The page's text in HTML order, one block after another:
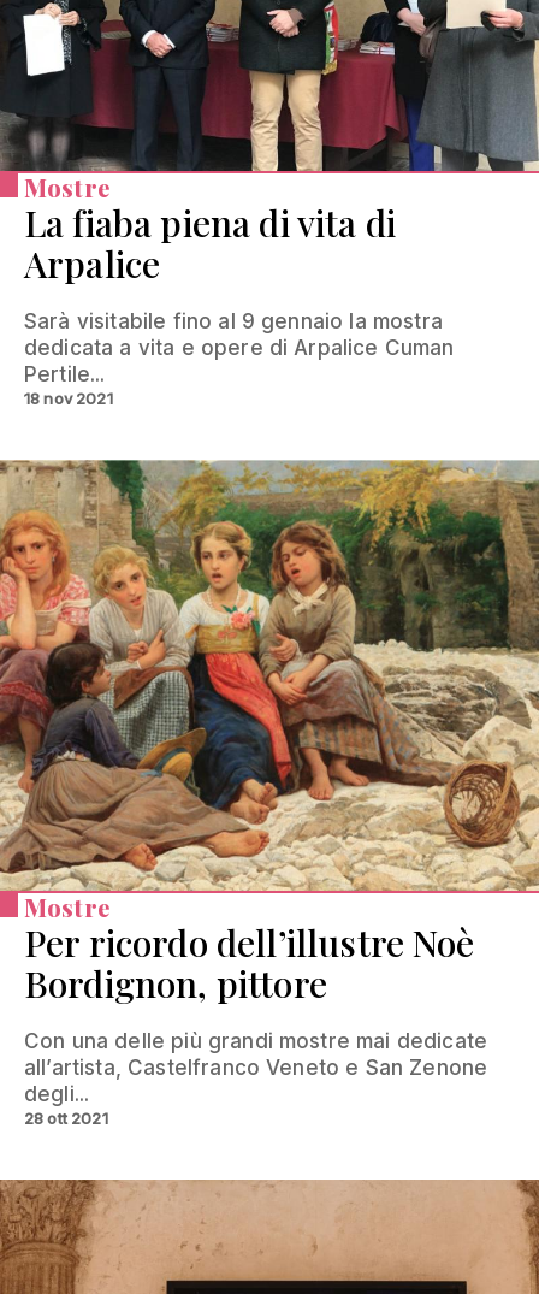
Mostre
La fiaba piena di vita di
Arpalice
Sarà visitabile fino al 9 gennaio la mostra
dedicata a vita e opere di Arpalice Cuman
Pertile...
18 nov 2021
Mostre
Per ricordo dell’illustre Noè
Bordignon, pittore
Con una delle più grandi mostre mai dedicate
all’artista, Castelfranco Veneto e San Zenone
degli...
28 ott 2021